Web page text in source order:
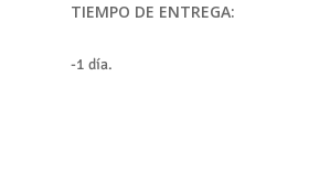
TIEMPO DE ENTREGA:
-1 día.